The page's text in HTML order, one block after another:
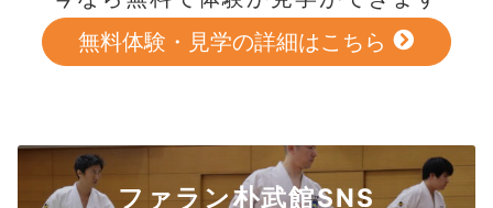
無料体験・見学の詳細はこちら
ファラン朴武館SNS